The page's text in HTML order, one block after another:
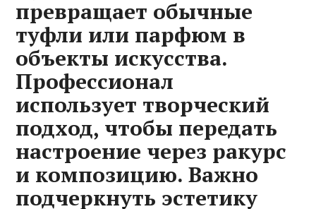
превращает обычные
туфли или парфюм в
объекты искусства.
Профессионал
использует творческий
подход, чтобы передать
настроение через ракурс
и композицию. Важно
подчеркнуть эстетику